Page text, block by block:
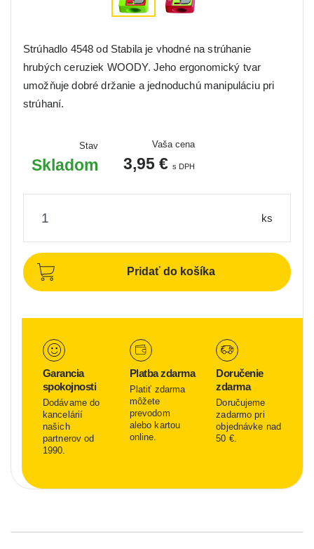
Strúhadlo 4548 od Stabila je vhodné na strúhanie
hrubých ceruziek WOODY. Jeho ergonomický tvar
umožňuje dobré držanie a jednoduchú manipuláciu pri
strúhaní.
Stav
Skladom
Vaša cena
3,95 € s DPH
ks
Pridať do košíka
Garancia
spokojnosti
Dodávame do
kancelárií
našich
partnerov od
1990.
Platba zdarma
Platiť zdarma
môžete
prevodom
alebo kartou
online.
Doručenie
zdarma
Doručujeme
zadarmo pri
objednávke nad
50 €.